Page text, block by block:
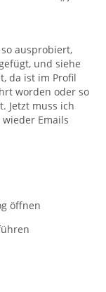
ausprobiert,
und siehe
da ist im Profil
worden oder so
Jetzt muss ich
Emails
öffnen